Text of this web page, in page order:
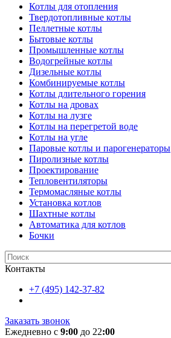
Котлы для отопления
Твердотопливные котлы
Пеллетные котлы
Бытовые котлы
Промышленные котлы
Водогрейные котлы
Дизельные котлы
Комбинируемые котлы
Котлы длительного горения
Котлы на дровах
Котлы на лузге
Котлы на перегретой воде
Котлы на угле
Паровые котлы и парогенераторы
Пиролизные котлы
Проектирование
Тепловентиляторы
Термомасляные котлы
Установка котлов
Шахтные котлы
Автоматика для котлов
Бочки
Контакты
+7 (495) 142-37-82
Заказать звонок
Ежедневно с 9:00 до 22:00